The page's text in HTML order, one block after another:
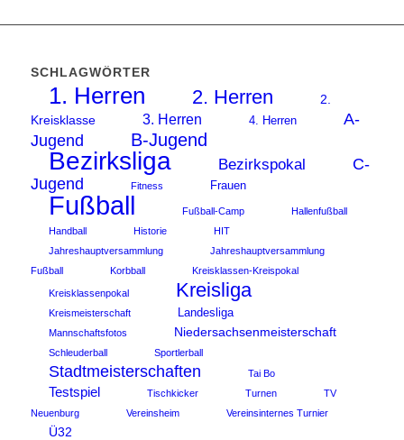
SCHLAGWÖRTER
1. Herren 2. Herren
2.
Kreisklasse
3. Herren 4. Herren
A-
Jugend
B-Jugend
Bezirksliga Bezirkspokal
C-
Jugend
Fitness Frauen
Fußball Fußball-Camp
Hallenfußball
Handball
Historie
HIT
Jahreshauptversammlung
Jahreshauptversammlung
Fußball
Korbball Kreisklassen-Kreispokal
Kreisklassenpokal Kreisliga
Kreismeisterschaft Landesliga
Mannschaftsfotos Niedersachsenmeisterschaft
Schleuderball Sportlerball
Stadtmeisterschaften Tai Bo
Testspiel Tischkicker Turnen
TV
Neuenburg
Vereinsheim Vereinsinternes Turnier
Ü32